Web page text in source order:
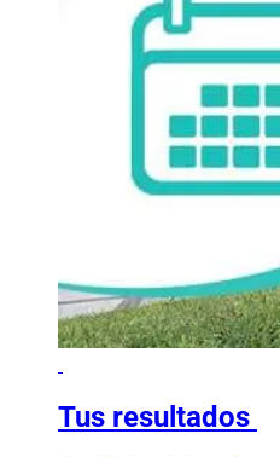
Tus resultados